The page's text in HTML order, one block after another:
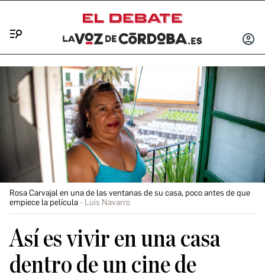
INICIAR
Rosa Carvajal en una de las ventanas de su casa, poco antes de que
empiece la película
Luis Navarro
Así es vivir en una casa
dentro de un cine de